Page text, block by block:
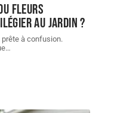
fleurs
au jardin ?
prête à confusion.
…